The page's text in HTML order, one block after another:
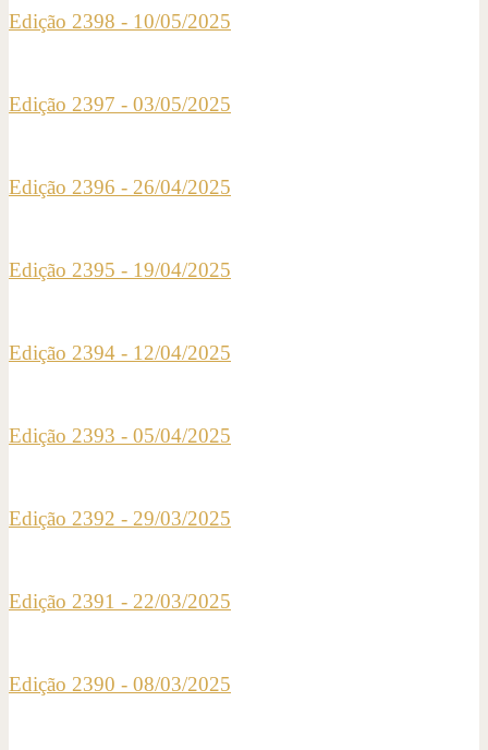
Edição 2398 - 10/05/2025
Edição 2397 - 03/05/2025
Edição 2396 - 26/04/2025
Edição 2395 - 19/04/2025
Edição 2394 - 12/04/2025
Edição 2393 - 05/04/2025
Edição 2392 - 29/03/2025
Edição 2391 - 22/03/2025
Edição 2390 - 08/03/2025